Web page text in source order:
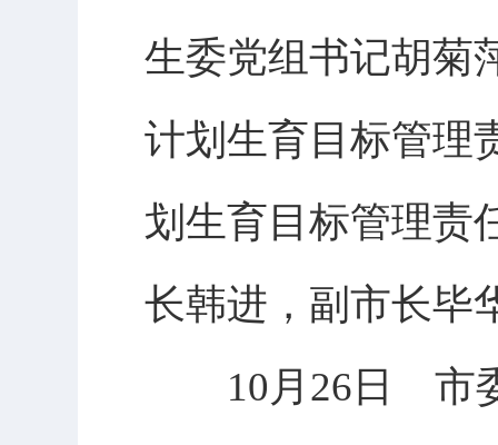
生委党组书记胡菊
计划生育目标管理
划生育目标管理责
长韩进，副市长毕
10月26日 市委